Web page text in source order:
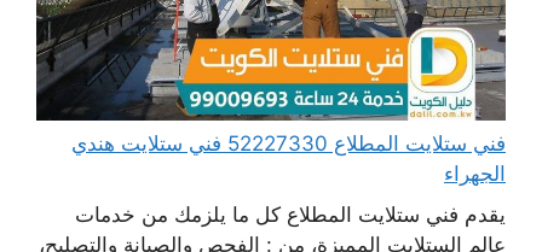
فني ستلايت المطلاع 52227330 فني ستلايت هندي
الجهراء
يقدم فني ستلايت المطلاع كل ما يلزمك من خدمات
عالم الستلايت المميزة، من : الفحص والصيانة والتصليح،